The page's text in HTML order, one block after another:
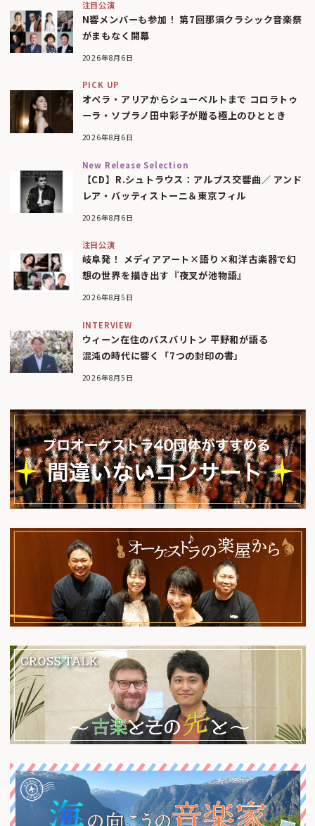
注目公演
N響メンバーも参加！ 第7回那須クラシック音楽祭
がまもなく開幕
2026年8月6日
PICK UP
オペラ・アリアからシューベルトまで コロラトゥ
ーラ・ソプラノ田中彩子が贈る極上のひととき
2026年8月6日
New Release Selection
【CD】R.シュトラウス：アルプス交響曲／ アンド
レア・バッティストーニ＆東京フィル
2026年8月6日
注目公演
岐阜発！ メディアアート×語り×和洋古楽器で幻
想の世界を描き出す『夜叉が池物語』
2026年8月5日
INTERVIEW
ウィーン在住のバスバリトン 平野和が語る
混沌の時代に響く「7つの封印の書」
2026年8月5日